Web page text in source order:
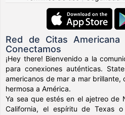
Red de Citas
Conectamos
¡Hey there! Bienvenido a la
para conexiones auténticas.
americanos de mar a mar
hermosa a América.
Ya sea que estés en el ajetreo de
California, el espíritu de Texas